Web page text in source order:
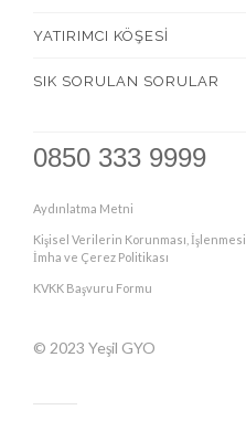
YATIRIMCI KÖŞESİ
SIK SORULAN SORULAR
0850 333 9999
Aydınlatma Metni
Kişisel Verilerin Korunması, İşlenmesi,
İmha ve Çerez Politikası
KVKK Başvuru Formu
© 2023 Yeşil GYO